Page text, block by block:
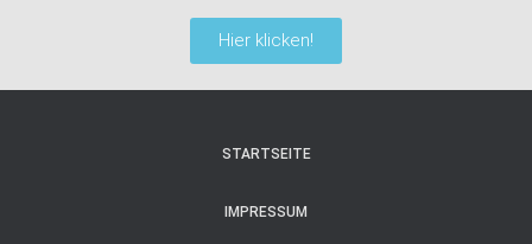
Hier klicken!
STARTSEITE
IMPRESSUM